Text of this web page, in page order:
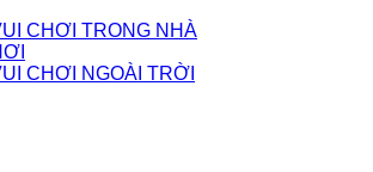
CHƠI TRONG NHÀ
CHƠI NGOÀI TRỜI